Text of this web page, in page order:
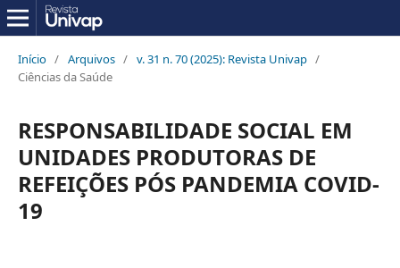
Início / Arquivos / v. 31 n. 70 (2025): Revista Univap /
Ciências da Saúde
RESPONSABILIDADE SOCIAL EM
UNIDADES PRODUTORAS DE
REFEIÇÕES PÓS PANDEMIA COVID-
19